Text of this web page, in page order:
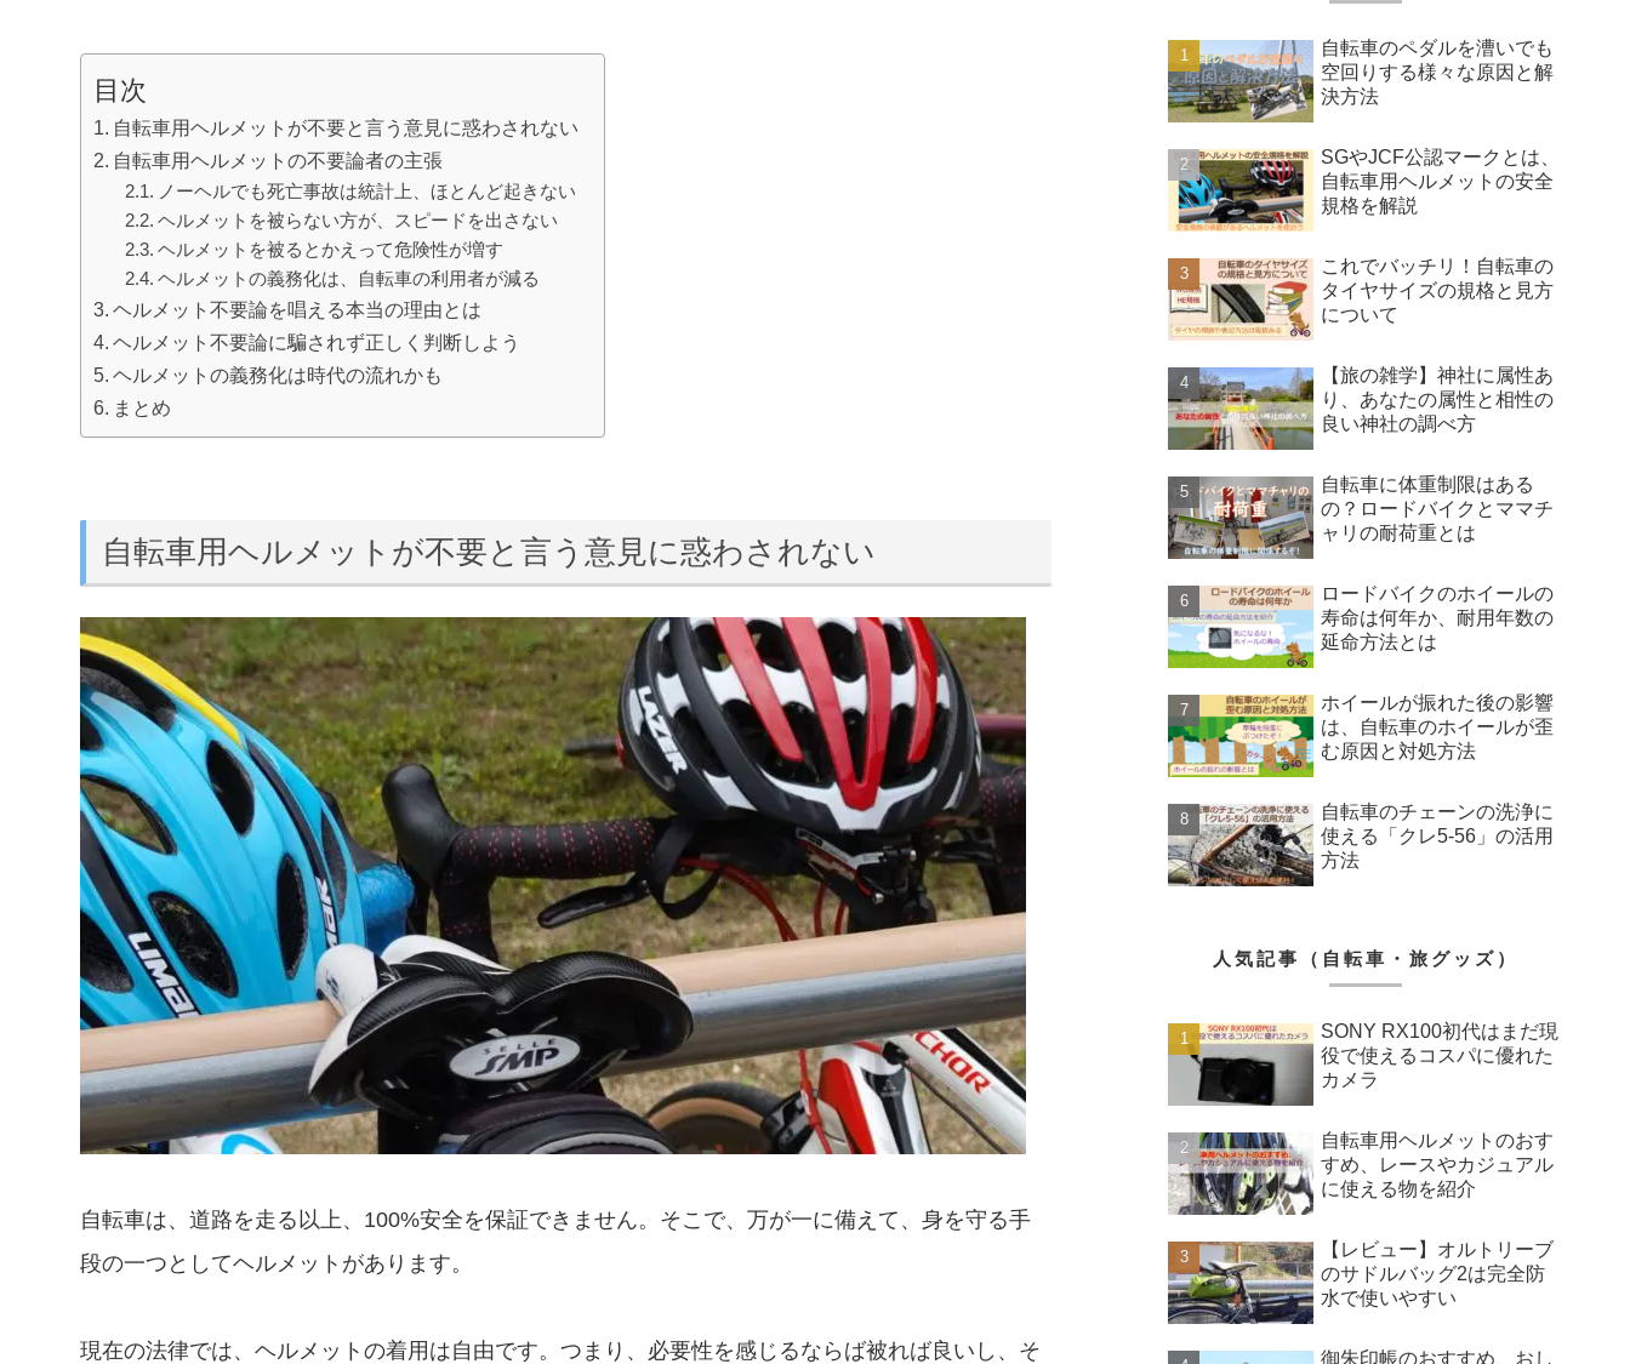
目次
自転車用ヘルメットが不要と言う意見に惑わされない
自転車用ヘルメットの不要論者の主張
ノーヘルでも死亡事故は統計上、ほとんど起きない
ヘルメットを被らない方が、スピードを出さない
ヘルメットを被るとかえって危険性が増す
ヘルメットの義務化は、自転車の利用者が減る
ヘルメット不要論を唱える本当の理由とは
ヘルメット不要論に騙されず正しく判断しよう
ヘルメットの義務化は時代の流れかも
まとめ
自転車用ヘルメットが不要と言う意見に惑わされない
自転車は、道路を走る以上、100%安全を保証できません。そこで、万が一に備えて、身を守る手
段の一つとしてヘルメットがあります。
現在の法律では、ヘルメットの着用は自由です。つまり、必要性を感じるならば被れば良いし、そ
自転車のペダルを漕いでも
空回りする様々な原因と解
決方法
SGやJCF公認マークとは、
自転車用ヘルメットの安全
規格を解説
これでバッチリ！自転車の
タイヤサイズの規格と見方
について
【旅の雑学】神社に属性あ
り、あなたの属性と相性の
良い神社の調べ方
自転車に体重制限はある
の？ロードバイクとママチ
ャリの耐荷重とは
ロードバイクのホイールの
寿命は何年か、耐用年数の
延命方法とは
ホイールが振れた後の影響
は、自転車のホイールが歪
む原因と対処方法
自転車のチェーンの洗浄に
使える「クレ5-56」の活用
方法
人気記事（自転車・旅グッズ）
SONY RX100初代はまだ現
役で使えるコスパに優れた
カメラ
自転車用ヘルメットのおす
すめ、レースやカジュアル
に使える物を紹介
【レビュー】オルトリーブ
のサドルバッグ2は完全防
水で使いやすい
御朱印帳のおすすめ、おし